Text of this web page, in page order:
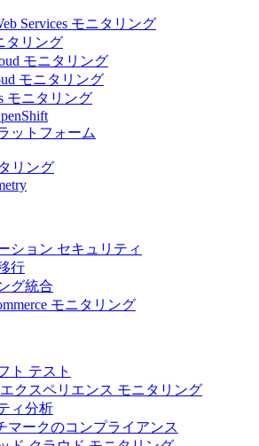
Services モニタリング
タリング
モニタリング
モニタリング
モニタリング
ットフォーム
リング
ション セキュリティ
行
グ統合
モニタリング
ト テスト
クスペリエンス モニタリング
ィ分析
マークのコンプライアンス